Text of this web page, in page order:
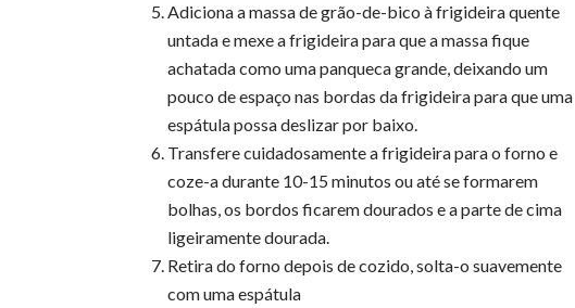
Adiciona a massa de grão-de-bico à frigideira quente
untada e mexe a frigideira para que a massa fique
achatada como uma panqueca grande, deixando um
pouco de espaço nas bordas da frigideira para que uma
espátula possa deslizar por baixo.
Transfere cuidadosamente a frigideira para o forno e
coze-a durante 10-15 minutos ou até se formarem
bolhas, os bordos ficarem dourados e a parte de cima
ligeiramente dourada.
Retira do forno depois de cozido, solta-o suavemente
com uma espátula